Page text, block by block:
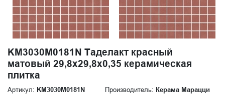
KM3030M0181N Таделакт красный
матовый 29,8x29,8x0,35 керамическая
плитка
Артикул: KM3030M0181N Производитель: Керама Марацци